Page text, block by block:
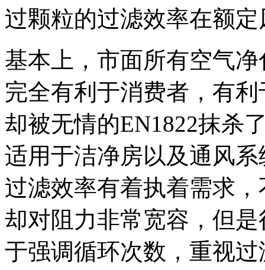
过颗粒的过滤效率在额
基本上，市面所有空气
完全有利于消费者，有
却被无情的EN1822抹杀
适用于洁净房以及通风
过滤效率有着执着需求
却对阻力非常宽容，但
于强调循环次数，重视